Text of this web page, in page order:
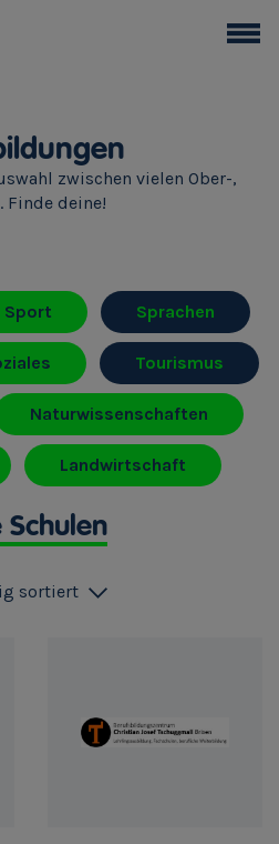
zwischen vielen Ober-,
Finde deine!
Sport Sprachen
Tourismus
Naturwissenschaften
Landwirtschaft
Schulen
sortiert